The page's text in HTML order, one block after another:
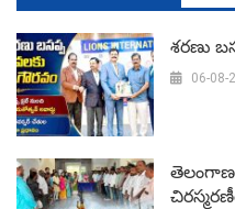
శరణు
06-08-